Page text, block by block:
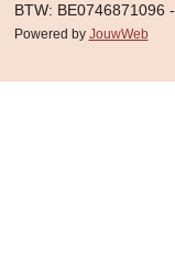
BTW: BE0746871096 -
Powered by JouwWeb